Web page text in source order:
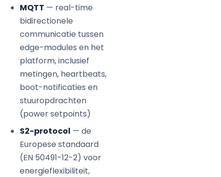
MQTT — real-time
bidirectionele
communicatie tussen
edge-modules en het
platform, inclusief
metingen, heartbeats,
boot-notificaties en
stuuropdrachten
(power setpoints)
S2-protocol — de
Europese standaard
(EN 50491-12-2) voor
energieflexibiliteit,